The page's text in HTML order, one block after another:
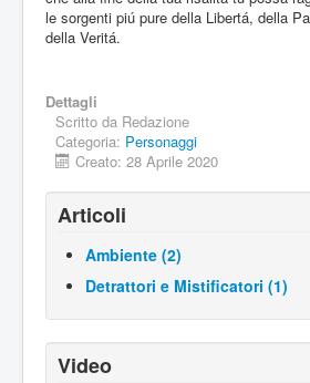
le sorgenti piú pure della Libertá, della
della Veritá.
Dettagli
Scritto da Redazione
Categoria: Personaggi
Creato: 28 Aprile 2020
Articoli
Ambiente (2)
Detrattori e Mistificatori (1)
Video